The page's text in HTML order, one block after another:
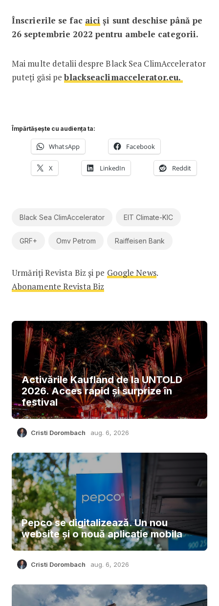
Înscrierile se fac aici și sunt deschise până pe
26 septembrie 2022 pentru ambele categorii.
Mai multe detalii despre Black Sea ClimAccelerator
puteți găsi peblackseaclimaccelerator.eu.
Împărtășește cu audiența ta:
WhatsApp Facebook
X LinkedIn Reddit
Black Sea ClimAccelerator EIT Climate-KIC
GRF+ Omv Petrom Raiffeisen Bank
Urmăriți Revista Biz și pe Google News.
Abonamente Revista Biz
Activările Kaufland de la UNTOLD
2026. Acces rapid și surprize în
festival
Cristi Dorombach aug. 6, 2026
Pepco se digitalizează. Un nou
website și o nouă aplicație mobila
Cristi Dorombach aug. 6, 2026